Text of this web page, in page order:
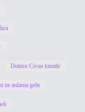
Doktor Civan kimdir
ne anlama gelir